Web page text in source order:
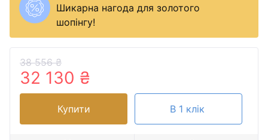
Шикарна нагода для золотого
шопінгу!
38 556 ₴
32 130 ₴
Купити В 1 клік